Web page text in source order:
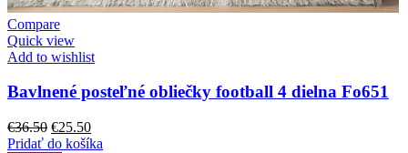
Compare
Quick view
Add to wishlist
Bavlnené posteľné obliečky football 4 dielna Fo651
€36.50 Pôvodná
cena
€25.50Aktuálna
cena
Pridať do košíka